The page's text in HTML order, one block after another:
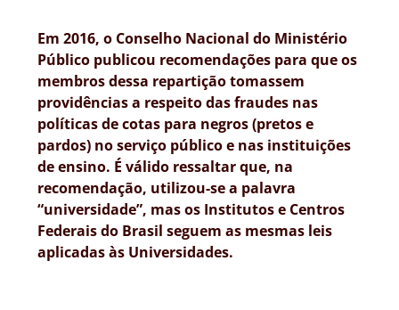
Em 2016, o Conselho Nacional do Ministério
Público publicou recomendações para que os
membros dessa repartição tomassem
providências a respeito das fraudes nas
políticas de cotas para negros (pretos e
pardos) no serviço público e nas instituições
de ensino. É válido ressaltar que, na
recomendação, utilizou-se a palavra
“universidade”, mas os Institutos e Centros
Federais do Brasil seguem as mesmas leis
aplicadas às Universidades.